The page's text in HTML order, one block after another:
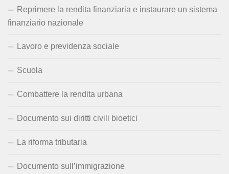
Reprimere la rendita finanziaria e instaurare un sistema
finanziario nazionale
Lavoro e previdenza sociale
Scuola
Combattere la rendita urbana
Documento sui diritti civili bioetici
La riforma tributaria
Documento sull’immigrazione